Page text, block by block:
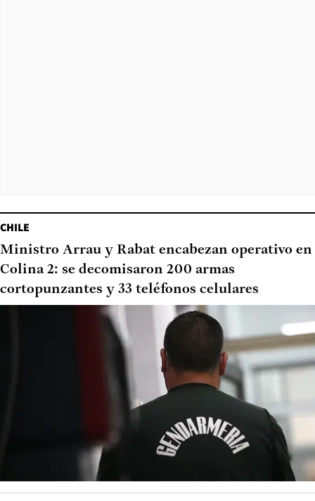
CHILE
Ministro Arrau y Rabat encabezan operativo en
Colina 2: se decomisaron 200 armas
cortopunzantes y 33 teléfonos celulares